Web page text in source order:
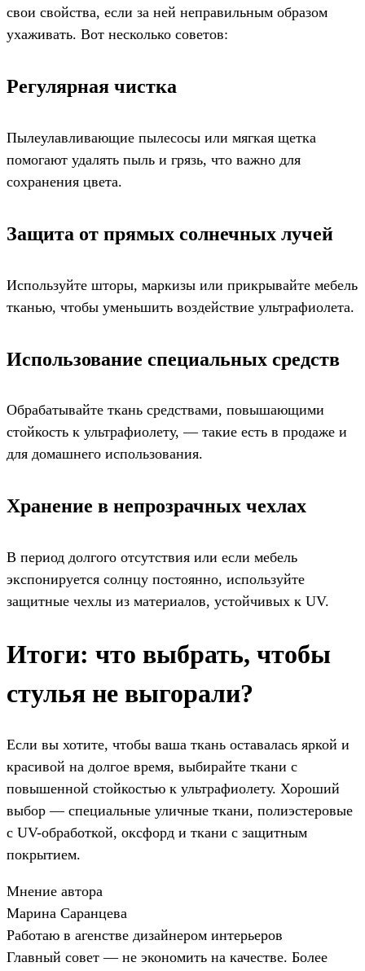
свои свойства, если за ней неправильным образом
ухаживать. Вот несколько советов:
Регулярная чистка
Пылеулавливающие пылесосы или мягкая щетка
помогают удалять пыль и грязь, что важно для
сохранения цвета.
Защита от прямых солнечных лучей
Используйте шторы, маркизы или прикрывайте мебель
тканью, чтобы уменьшить воздействие ультрафиолета.
Использование специальных средств
Обрабатывайте ткань средствами, повышающими
стойкость к ультрафиолету, — такие есть в продаже и
для домашнего использования.
Хранение в непрозрачных чехлах
В период долгого отсутствия или если мебель
экспонируется солнцу постоянно, используйте
защитные чехлы из материалов, устойчивых к UV.
Итоги: что выбрать, чтобы
стулья не выгорали?
Если вы хотите, чтобы ваша ткань оставалась яркой и
красивой на долгое время, выбирайте ткани с
повышенной стойкостью к ультрафиолету. Хороший
выбор — специальные уличные ткани, полиэстеровые
с UV-обработкой, оксфорд и ткани с защитным
покрытием.
Мнение автора
Марина Саранцева
Работаю в агенстве дизайнером интерьеров
Главный совет — не экономить на качестве. Более